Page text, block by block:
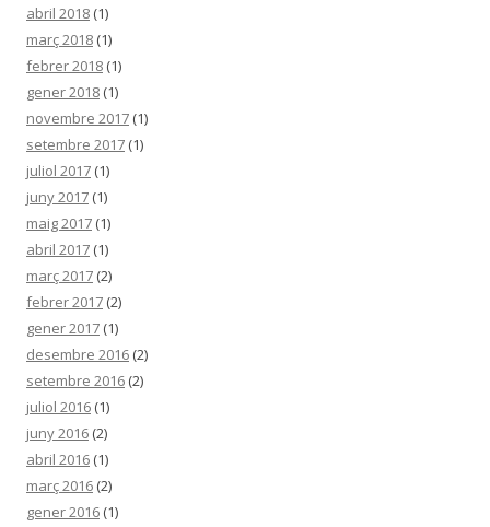
abril 2018 (1)
març 2018 (1)
febrer 2018 (1)
gener 2018 (1)
novembre 2017 (1)
setembre 2017 (1)
juliol 2017 (1)
juny 2017 (1)
maig 2017 (1)
abril 2017 (1)
març 2017 (2)
febrer 2017 (2)
gener 2017 (1)
desembre 2016 (2)
setembre 2016 (2)
juliol 2016 (1)
juny 2016 (2)
abril 2016 (1)
març 2016 (2)
gener 2016 (1)